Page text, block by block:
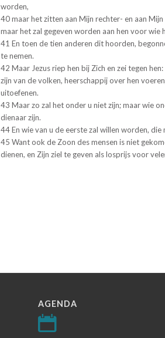
worden,
40 maar het zitten aan Mijn rechter- en aan
maar het zal gegeven worden aan hen voor wie
41 En toen de tien anderen dit hoorden,
te nemen.
42 Maar Jezus riep hen bij Zich en zei tegen
zijn van de volken, heerschappij over hen
uitoefenen.
43 Maar zo zal het onder u niet zijn; maar wie
dienaar zijn.
44 En wie van u de eerste zal willen worden, die
45 Want ook de Zoon des mensen is niet
dienen, en Zijn ziel te geven als losprijs voor
AGENDA